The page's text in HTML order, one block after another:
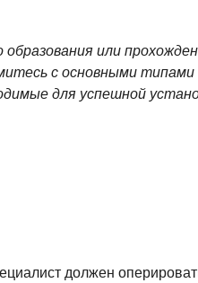
или
с основными
для успешной
должен